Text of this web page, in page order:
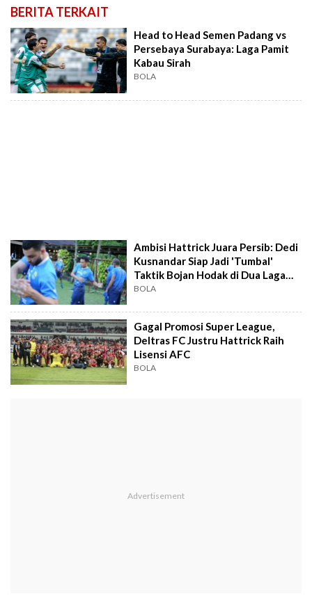
BERITA TERKAIT
Head to Head Semen Padang vs
Persebaya Surabaya: Laga Pamit
Kabau Sirah
BOLA
Ambisi Hattrick Juara Persib: Dedi
Kusnandar Siap Jadi 'Tumbal'
Taktik Bojan Hodak di Dua Laga
Sisa!
BOLA
Gagal Promosi Super League,
Deltras FC Justru Hattrick Raih
Lisensi AFC
BOLA